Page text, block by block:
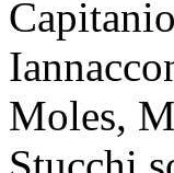
Moles,